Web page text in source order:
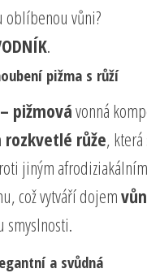
oblíbenou vůni?
.
pižma s růží
pižmovávonná
růže,
jiným
což vytváří dojem
smyslnosti.
a svůdná